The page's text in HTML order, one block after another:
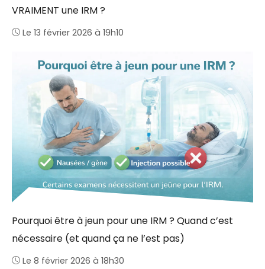
VRAIMENT une IRM ?
Le 13 février 2026 à 19h10
Pourquoi être à jeun pour une IRM ? Quand c’est
nécessaire (et quand ça ne l’est pas)
Le 8 février 2026 à 18h30